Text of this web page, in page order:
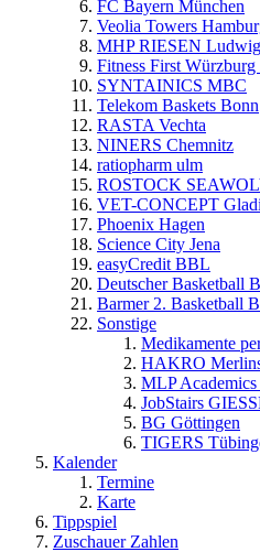
FC Bayern München
Veolia Towers
MHP RIESEN
Fitness First Würzburg
SYNTAINICS MBC
Telekom Baskets Bonn
RASTA Vechta
NINERS Chemnitz
ratiopharm ulm
ROSTOCK
VET-CONCEPT
Phoenix Hagen
Science City Jena
easyCredit BBL
Deutscher Basketball
Barmer 2. Basketball
Sonstige
Medikamente
HAKRO
MLP
JobStairs
BG Göttingen
TIGERS
Kalender
Termine
Karte
Tippspiel
Zuschauer Zahlen